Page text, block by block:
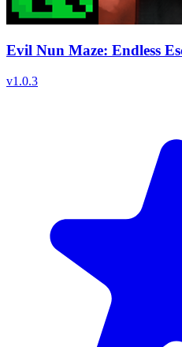
Evil Nun Maze: Endless
v1.0.3